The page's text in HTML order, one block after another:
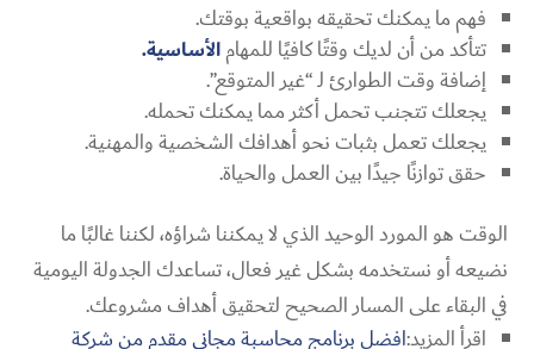
فهم ما يمكنك تحقيقه بواقعية بوقتك.
تتأكد من أن لديك وقتًا كافيًا للمهامالأساسية.
إضافة وقت الطوارئ لـ “غير المتوقع”.
يجعلك تتجنب تحمل أكثر مما يمكنك تحمله.
يجعلك تعمل بثبات نحو أهدافك الشخصية والمهنية.
حقق توازنًا جيدًا بين العمل والحياة.
الوقت هو المورد الوحيد الذي لا يمكننا شراؤه، لكننا غالبًا ما
نضيعه أو نستخدمه بشكل غير فعال، تساعدك الجدولة اليومية
في البقاء على المسار الصحيح لتحقيق أهداف مشروعك.
اقرأ المزيد:افضل برنامج محاسبة مجاني مقدم من شركة